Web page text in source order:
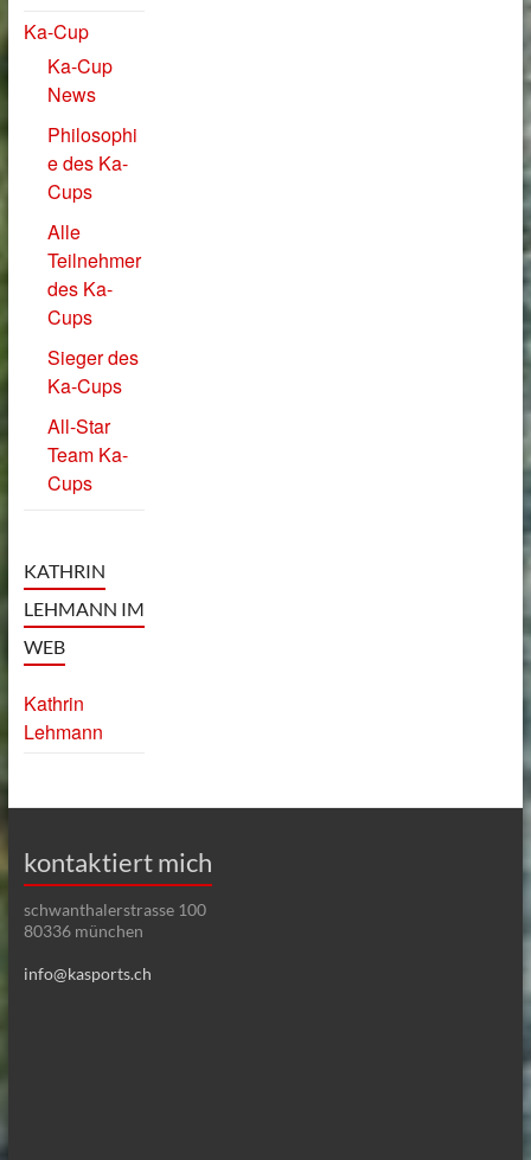
Ka-Cup
Ka-Cup
News
Philosophi
e des Ka-
Cups
Alle
Teilnehmer
des Ka-
Cups
Sieger des
Ka-Cups
All-Star
Team Ka-
Cups
KATHRIN
LEHMANN IM
WEB
Kathrin
Lehmann
kontaktiert mich
schwanthalerstrasse 100
80336 münchen
info@kasports.ch